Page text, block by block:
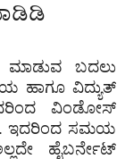
ಮಾಡುವ ಬದಲು
ಹಾಗೂ ವಿದ್ಯುತ್
ವಿಂಡೋಸ್
ಇದರಿಂದ ಸಮಯ
ಹೈಬರ್ನೇಟ್